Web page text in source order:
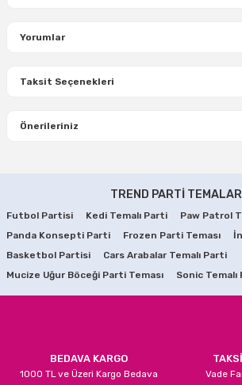
Yorumlar
Taksit Seçenekleri
Önerileriniz
kullanarak tarafımıza iletebilirsiniz.
Görüş ve önerileriniz için teşekkür ederiz.
Ürün resmi kalitesiz, bozuk veya
Ürün açıklamasında eksik bilgiler bulunuyor.
Ürün bilgilerinde hatalar bulunuyor.
TREND PARTİ TEMALARI
Futbol Partisi Kedi Temalı Parti
Paw Patrol
Panda Konsepti Parti
Frozen Parti Teması
Basketbol Partisi
Cars Arabalar Temalı Parti
Mucize Uğur Böceği Parti Teması
Sonic Temalı
BEDAVA KARGO
1000 TL ve Üzeri Kargo Bedava Vade